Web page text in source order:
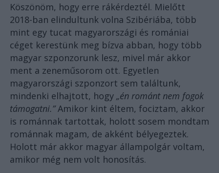
Köszönöm, hogy erre rákérdeztél. Mielőtt
2018-ban elindultunk volna Szibériába, több
mint egy tucat magyarországi és romániai
céget kerestünk meg bízva abban, hogy több
magyar szponzorunk lesz, mivel már akkor
ment a zeneműsorom ott. Egyetlen
magyarországi szponzort sem találtunk,
mindenki elhajtott, hogy „én románt nem fogok
támogatni.”Amikor kint éltem, fociztam, akkor
is románnak tartottak, holott sosem mondtam
románnak magam, de akként bélyegeztek.
Holott már akkor magyar állampolgár voltam,
amikor még nem volt honosítás.